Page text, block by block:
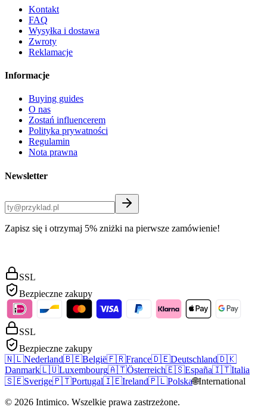
Kontakt
FAQ
Wysyłka i dostawa
Zwroty
Reklamacje
Informacje
Buying guides
O nas
Zostań influencerem
Polityka prywatności
Regulamin
Nota prawna
Newsletter
Zapisz się i otrzymaj 5% zniżki na pierwsze zamówienie!
SSL
Bezpieczne zakupy
SSL
Bezpieczne zakupy
🇳🇱Nederland🇧🇪België🇫🇷France🇩🇪Deutschland🇩🇰
Danmark🇱🇺Luxembourg🇦🇹Österreich🇪🇸España🇮🇹Italia
🇸🇪Sverige🇵🇹Portugal🇮🇪Ireland🇵🇱Polska🌐International
© 2026 Intimico. Wszelkie prawa zastrzeżone.